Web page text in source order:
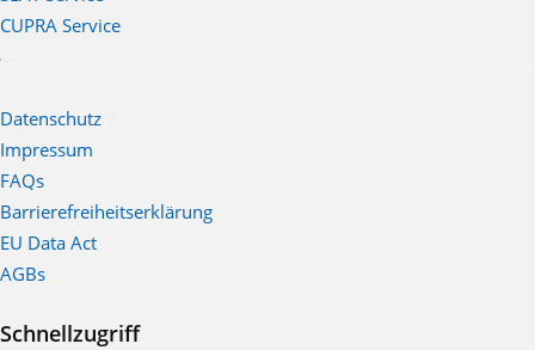
CUPRA Service
Datenschutz
Impressum
FAQs
Barrierefreiheitserklärung
EU Data Act
AGBs
Schnellzugriff